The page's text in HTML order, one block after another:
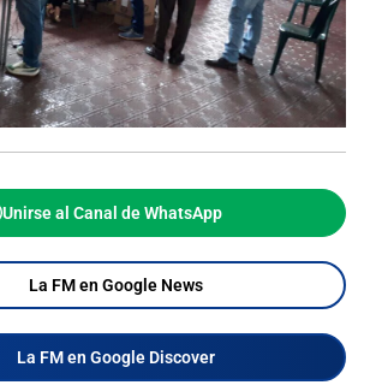
Unirse al Canal de WhatsApp
La FM en Google News
La FM en Google Discover